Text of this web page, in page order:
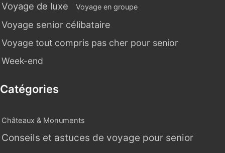
Voyage de luxe Voyage en groupe
Voyage senior célibataire
Voyage tout compris pas cher pour senior
Week-end
Catégories
Châteaux & Monuments
Conseils et astuces de voyage pour senior